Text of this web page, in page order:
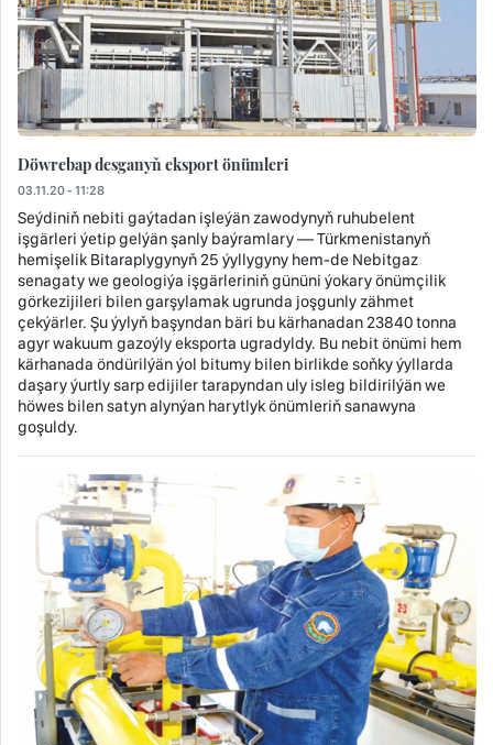
Döwrebap desganyň eksport önümleri
03.11.20 - 11:28
Seýdiniň nebiti gaýtadan işleýän zawodynyň ruhubelent
işgärleri ýetip gelýän şanly baýramlary — Türkmenistanyň
hemişelik Bitaraplygynyň 25 ýyllygyny hem-de Nebitgaz
senagaty we geologiýa işgärleriniň gününi ýokary önümçilik
görkezijileri bilen garşylamak ugrunda joşgunly zähmet
çekýärler. Şu ýylyň başyndan bäri bu kärhanadan 23840 tonna
agyr wakuum gazoýly eksporta ugradyldy. Bu nebit önümi hem
kärhanada öndürilýän ýol bitumy bilen birlikde soňky ýyllarda
daşary ýurtly sarp edijiler tarapyndan uly isleg bildirilýän we
höwes bilen satyn alynýan harytlyk önümleriň sanawyna
goşuldy.